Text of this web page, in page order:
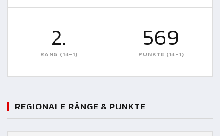
2.
RANG (14-1)
569
PUNKTE (14-1)
REGIONALE RÄNGE & PUNKTE